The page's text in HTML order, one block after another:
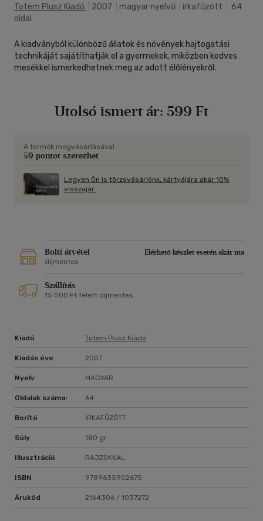
Totem Plusz Kiadó 2007 magyar nyelvű irkafűzött
64
oldal
A kiadványból különböző állatok és növények hajtogatási
technikáját sajátíthatják el a gyermekek, miközben kedves
mesékkel ismerkedhetnek meg az adott élőlényekről.
Utolsó ismert ár: 599 Ft
A termék megvásárlásával
59 pontot szerezhet
Legyen Ön is törzsvásárlónk, kártyájára akár 10%
visszajár.
Bolti átvétel
Elérhető készlet esetén akár ma
díjmentes
Szállítás
15 000 Ft felett díjmentes
Kiadó Totem Plusz Kiadó
Kiadás éve 2007
Nyelv MAGYAR
Oldalak száma: 64
Borító IRKAFŰZÖTT
Súly 180 gr
Illusztráció RAJZOKKAL
ISBN 9789635902675
Árukód 2164306 / 1037272